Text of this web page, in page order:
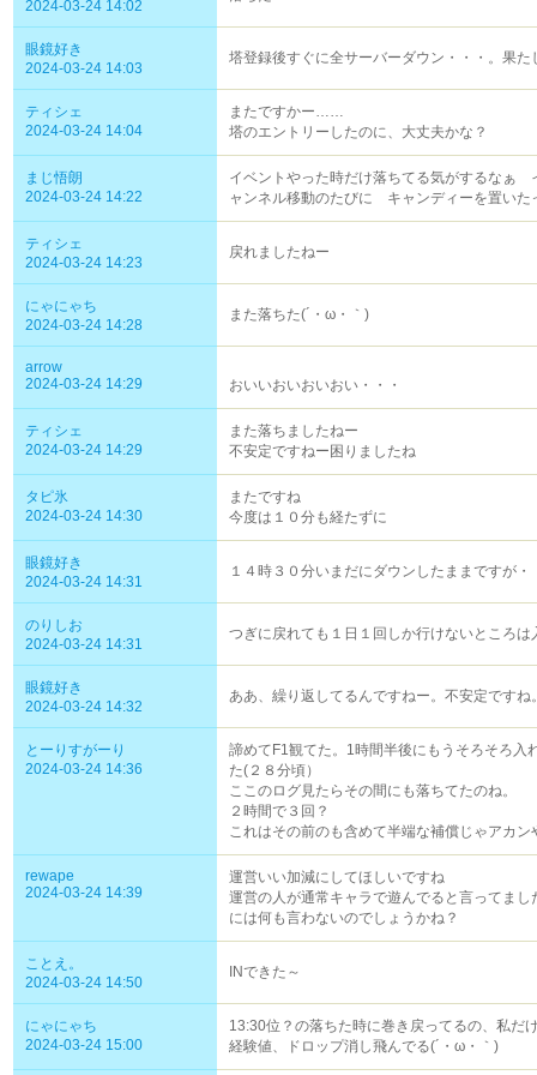
2024-03-24 14:02
眼鏡好き
2024-03-24 14:03
塔登録後すぐに全サーバーダウン・・・。果
ティシェ
2024-03-24 14:04
またですかー……
塔のエントリーしたのに、大丈夫かな？
まじ悟朗
2024-03-24 14:22
イベントやった時だけ落ちてる気がするなぁ
ャンネル移動のたびに キャンディーを置いた
ティシェ
2024-03-24 14:23
戻れましたねー
にゃにゃち
2024-03-24 14:28
また落ちた(´・ω・｀)
arrow
2024-03-24 14:29
おいいおいおいおい・・・
ティシェ
2024-03-24 14:29
また落ちましたねー
不安定ですねー困りましたね
タピ氷
2024-03-24 14:30
またですね
今度は１０分も経たずに
眼鏡好き
2024-03-24 14:31
１４時３０分いまだにダウンしたままですが
のりしお
2024-03-24 14:31
つぎに戻れても１日１回しか行けないところは
眼鏡好き
2024-03-24 14:32
ああ、繰り返してるんですねー。不安定ですね
とーりすがーり
2024-03-24 14:36
諦めてF1観てた。1時間半後にもうそろそろ入
た(２８分頃）
ここのログ見たらその間にも落ちてたのね。
２時間で３回？
これはその前のも含めて半端な補償じゃアカン
rewape
2024-03-24 14:39
運営いい加減にしてほしいですね
運営の人が通常キャラで遊んでると言ってま
には何も言わないのでしょうかね？
ことえ。
2024-03-24 14:50
INできた～
にゃにゃち
2024-03-24 15:00
13:30位？の落ちた時に巻き戻ってるの、私だ
経験値、ドロップ消し飛んでる(´・ω・｀)